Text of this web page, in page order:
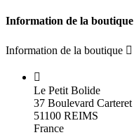
Information de la boutique
Information de la boutique 

Le Petit Bolide
37 Boulevard Carteret
51100 REIMS
France